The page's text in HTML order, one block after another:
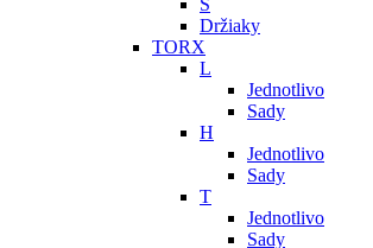
S
Držiaky
TORX
L
Jednotlivo
Sady
H
Jednotlivo
Sady
T
Jednotlivo
Sady